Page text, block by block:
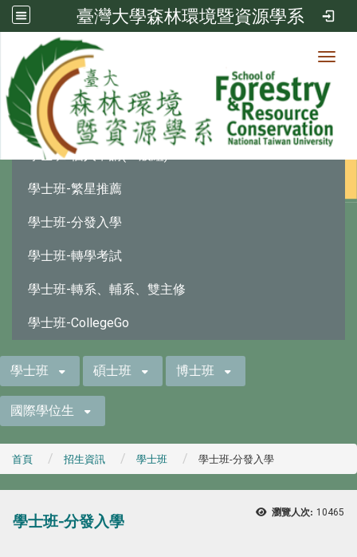
臺灣大學森林環境暨資源學系
學士班
學士班-個人申請(一般組)
學士班-繁星推薦
學士班-分發入學
學士班-轉學考試
學士班-轉系、輔系、雙主修
學士班-CollegeGo
學士班 碩士班 博士班
國際學位生
首頁 招生資訊 學士班 學士班-分發入學
瀏覽人次: 10465
學士班-分發入學